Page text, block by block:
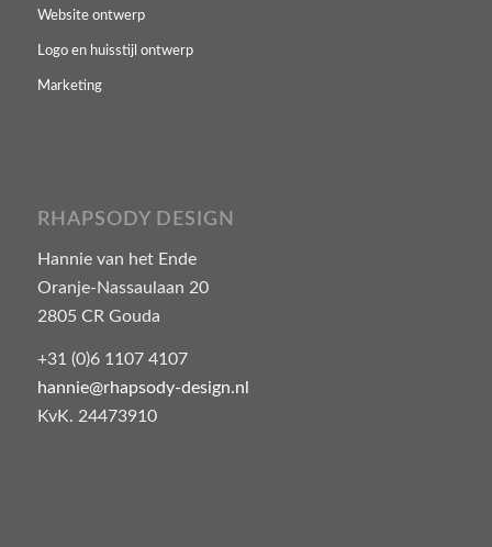
Website ontwerp
Logo en huisstijl ontwerp
Marketing
RHAPSODY DESIGN
Hannie van het Ende
Oranje-Nassaulaan 20
2805 CR Gouda
+31 (0)6 1107 4107
hannie@rhapsody-design.nl
KvK. 24473910